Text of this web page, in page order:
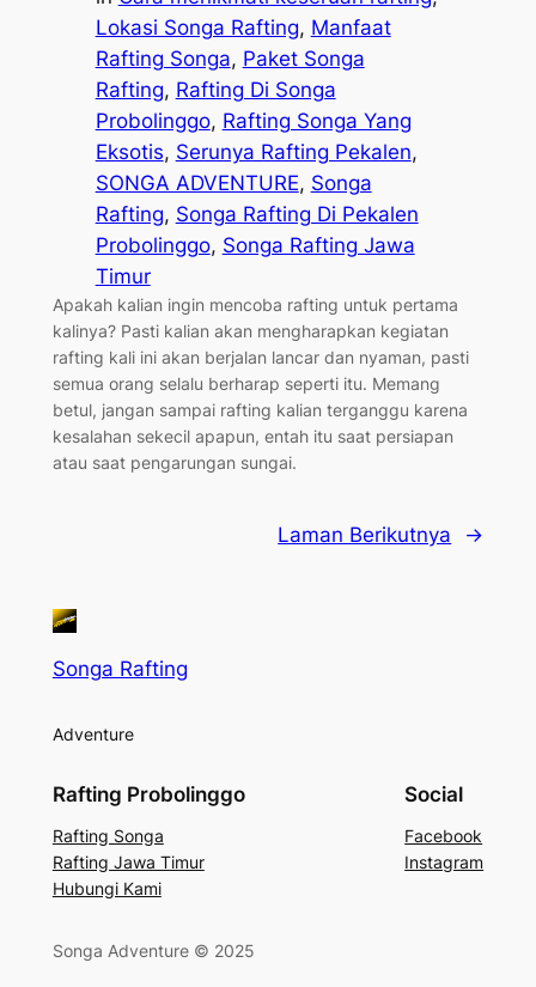
Lokasi Songa Rafting, Manfaat
Rafting Songa, Paket Songa
Rafting, Rafting Di Songa
Probolinggo, Rafting Songa Yang
Eksotis, Serunya Rafting Pekalen
SONGA ADVENTURE, Songa
Rafting, Songa Rafting Di Pekalen
Probolinggo, Songa Rafting Jawa
Timur
Apakah kalian ingin mencoba rafting untuk pertama
kalinya? Pasti kalian akan mengharapkan kegiatan
rafting kali ini akan berjalan lancar dan nyaman, pasti
semua orang selalu berharap seperti itu. Memang
betul, jangan sampai rafting kalian terganggu karena
kesalahan sekecil apapun, entah itu saat persiapan
atau saat pengarungan sungai.
Laman Berikutnya →
Songa Rafting
Adventure
Rafting Probolinggo
Rafting Songa
Rafting Jawa Timur
Hubungi Kami
Social
Facebook
Instagram
Songa Adventure © 2025